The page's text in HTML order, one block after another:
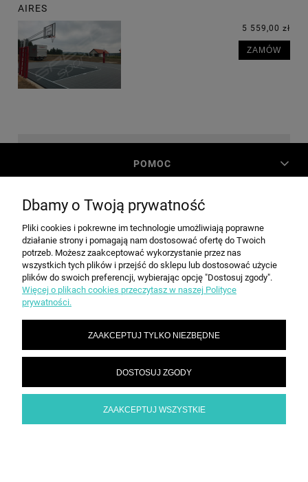
AIRES
5 559,00 zł
ZAMÓW
POMOC
MOJE KONTO
PŁATNOŚCI I DOSTAWA
INFORMACJE
O NAS
SPEED grupa Sp. z o.o. | ul. Parkowa 12, 05-200 Wołomin |sekretariat@spd.pl
Dbamy o Twoją prywatność
Pliki cookies i pokrewne im technologie umożliwiają poprawne
działanie strony i pomagają nam dostosować ofertę do Twoich
potrzeb. Możesz zaakceptować wykorzystanie przez nas
wszystkich tych plików i przejść do sklepu lub dostosować użycie
plików do swoich preferencji, wybierając opcję "Dostosuj zgody".
Więcej o plikach cookies przeczytasz w naszej Polityce
prywatności.
ZAAKCEPTUJ TYLKO NIEZBĘDNE
DOSTOSUJ ZGODY
ZAAKCEPTUJ WSZYSTKIE